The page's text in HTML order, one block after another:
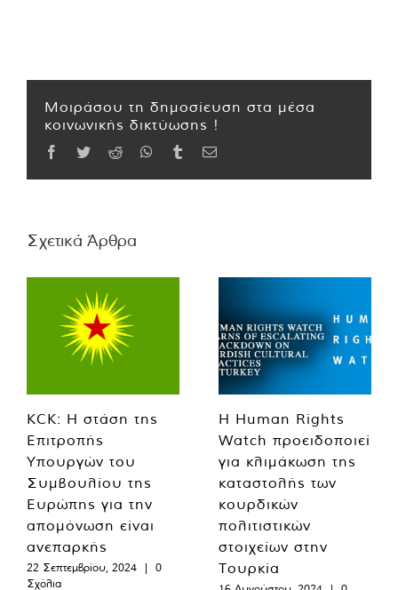
Μοιράσου τη δημοσίευση στα μέσα
κοινωνικής δικτύωσης !
Facebook
TwitterReddit WhatsApp
TumblrEmail
Σχετικά Άρθρα
KCK: Η στάση της
Επιτροπής
Υπουργών του
Συμβουλίου της
Ευρώπης για την
απομόνωση είναι
ανεπαρκής
22 Σεπτεμβρίου, 2024 |
0
Σχόλια
Η Human Rights
Watch προειδοποιεί
για κλιμάκωση της
καταστολής των
κουρδικών
πολιτιστικών
στοιχείων στην
Τουρκία